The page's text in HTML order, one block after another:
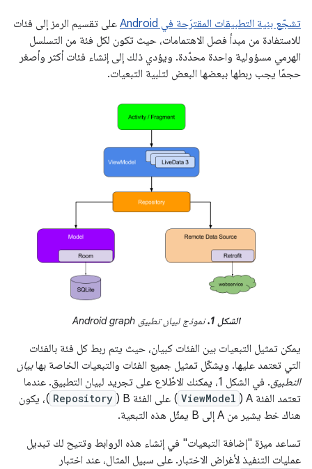
تشجّع بنية التطبيقات المقترَحة في Android
على تقسيم الرمز إلى فئات
للاستفادة من مبدأ فصل الاهتمامات، حيث تكون لكل فئة من التسلسل
الهرمي مسؤولية واحدة محدّدة. ويؤدي ذلك إلى إنشاء فئات أكثر وأصغر
حجمًا يجب ربطها ببعضها البعض لتلبية التبعيات.
الشكل 1. نموذج لبيان تطبيق Android graph
يمكن تمثيل التبعيات بين الفئات كبيان، حيث يتم ربط كل فئة بالفئات
التي تعتمد عليها. ويشكّل تمثيل جميع الفئات والتبعيات الخاصة بهابيان
التطبيق
. في الشكل 1، يمكنك الاطّلاع على تجريد لبيان التطبيق. عندما
تعتمد الفئة A (
ViewModel ) على الفئة B ( Repository )، يكون
هناك خط يشير من A إلى B يمثّل هذه التبعية.
تساعد ميزة "إضافة التبعيات" في إنشاء هذه الروابط وتتيح لك تبديل
عمليات التنفيذ لأغراض الاختبار. على سبيل المثال، عند اختبار